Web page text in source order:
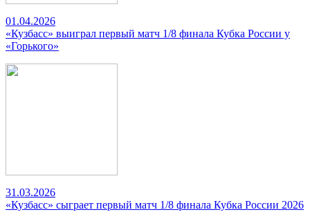
01.04.2026
«Кузбасс» выиграл первый матч 1/8 финала Кубка России у
«Горького»
31.03.2026
«Кузбасс» сыграет первый матч 1/8 финала Кубка России 2026